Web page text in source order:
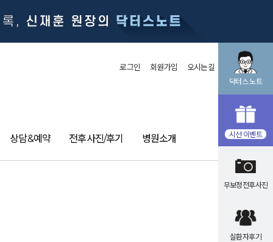
상담&예약 전후사진/후기 병원소개
로그인 회원가입 오시는길
닥터스 노트
시선 이벤트
무보정전후사진
실환자후기